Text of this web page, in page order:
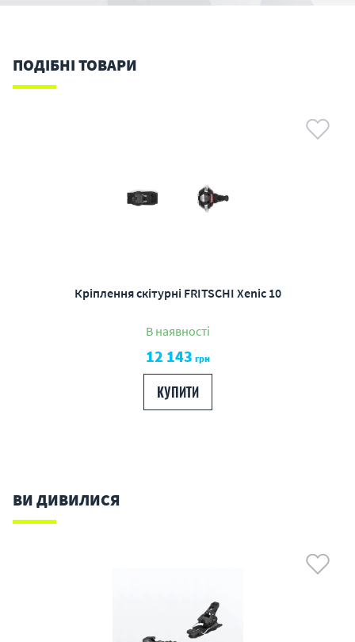
ПОДІБНІ ТОВАРИ
Кріплення скітурні FRITSCHI Xenic 10
В наявності
12 143 грн
КУПИТИ
ВИ ДИВИЛИСЯ